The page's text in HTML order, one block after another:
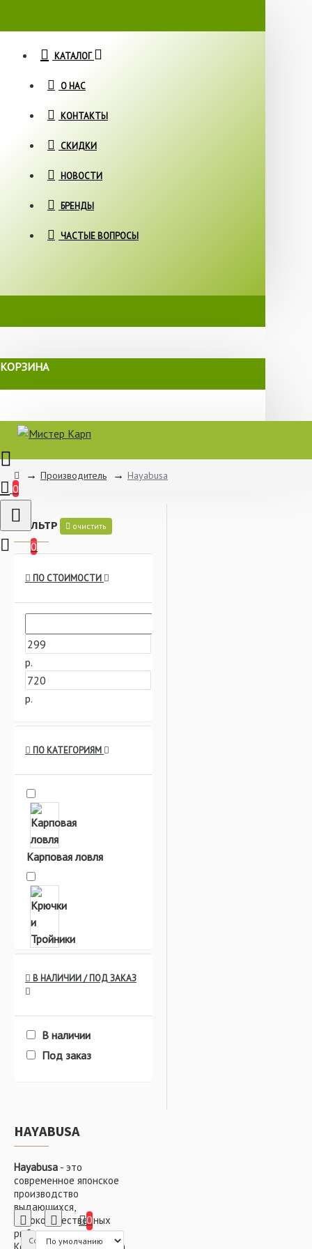
КАТАЛОГ
О НАС
КОНТАКТЫ
СКИДКИ
НОВОСТИ
БРЕНДЫ
ЧАСТЫЕ ВОПРОСЫ
КОРЗИНА
0
0
Производитель Hayabusa
ФИЛЬТР очистить
ПО СТОИМОСТИ
р.
р.
ПО КАТЕГОРИЯМ
Карповая ловля
Крючки и Тройники
Фидерная ловля
Всё для оснастки
Поплавочная ловля
В НАЛИЧИИ / ПОД ЗАКАЗ
В наличии
Под заказ
HAYABUSA
Hayabusa - это
современное японское
производство
выдающихся,
высококачественных
рыболовных крючков.
0
Сортировка: